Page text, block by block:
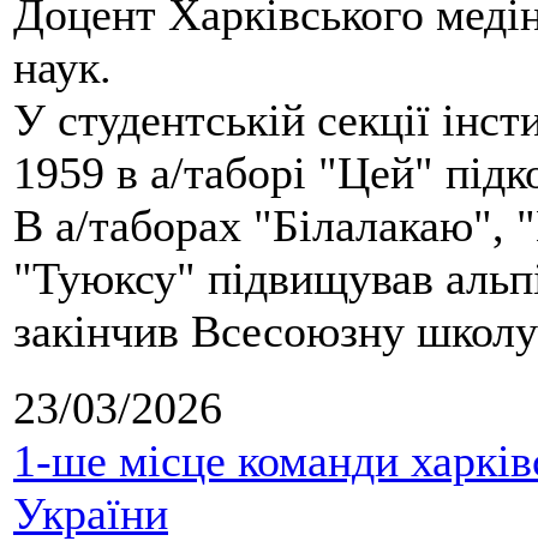
Доцент Харківського
наук.
У студентській секції
1959 в а/таборі "Цей"
В а/таборах "Білалакаю",
"Туюксу" підвищував
закінчив Всесоюзну
23/03/2026
1-ше місце команди
України